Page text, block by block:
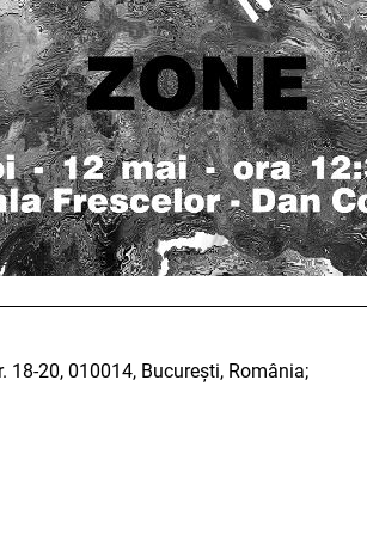
18-20, 010014, București, România;